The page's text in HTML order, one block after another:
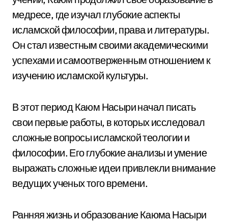
медресе, где изучал глубокие аспекты
исламской философии, права и литературы.
Он стал известным своими академическими
успехами и самоотверженным отношением к
изучению исламской культуры.
В этот период Каюм Насыри начал писать
свои первые работы, в которых исследовал
сложные вопросы исламской теологии и
философии. Его глубокие анализы и умение
выражать сложные идеи привлекли внимание
ведущих ученых того времени.
Ранняя жизнь и образование Каюма Насыри